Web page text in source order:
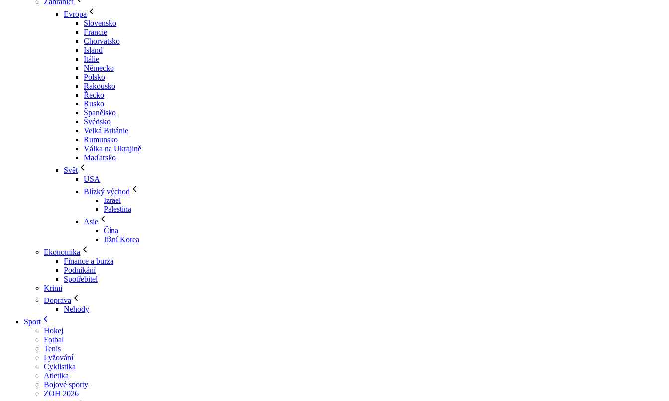
Zahraničí
Evropa
Slovensko
Francie
Chorvatsko
Island
Itálie
Německo
Polsko
Rakousko
Řecko
Rusko
Španělsko
Švédsko
Velká Británie
Rumunsko
Válka na Ukrajině
Maďarsko
Svět
USA
Blízký východ
Izrael
Palestina
Asie
Čína
Jižní Korea
Ekonomika
Finance a burza
Podnikání
Spotřebitel
Krimi
Doprava
Nehody
Sport
Hokej
Fotbal
Tenis
Lyžování
Cyklistika
Atletika
Bojové sporty
ZOH 2026